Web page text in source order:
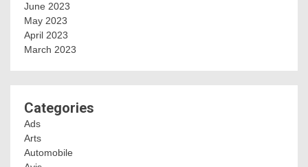
June 2023
May 2023
April 2023
March 2023
Categories
Ads
Arts
Automobile